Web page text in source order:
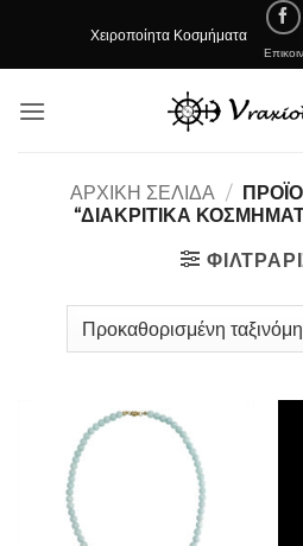
περιεχόμενο
Χειροποίητα Κοσμήματα
ΑΡΧΙΚΉ ΣΕΛΊΔΑ /
“ΔΙΑΚΡΙΤΙΚΑ